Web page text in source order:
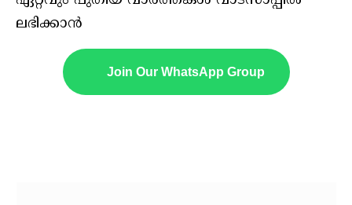
ലഭിക്കാൻ
Join Our WhatsApp Group